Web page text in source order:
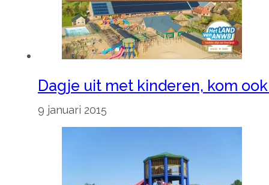
Dagje uit met kinderen, kom
9 januari 2015